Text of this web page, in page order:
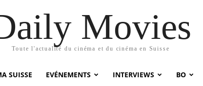
Movies
Toute l'actualité du cinéma et du cinéma en Suisse
SUISSE EVÉNEMENTS INTERVIEWS BO